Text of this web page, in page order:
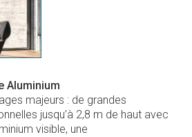
Aluminium
majeurs : de grandes
jusqu’à 2,8 m de haut avec
visible, une